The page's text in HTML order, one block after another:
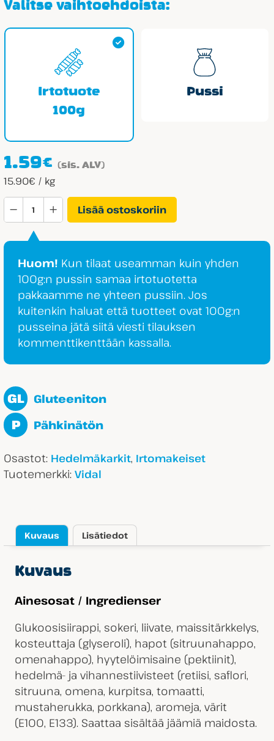
-
6.95€
Valitse vaihtoehdoista:
Irtotuote
100g
Pussi
1.59€ (sis. ALV)
15.90€ / kg
Vesimeloni
määrä
Lisää ostoskoriin
Huom! Kun tilaat useamman kuin yhden
100g:n pussin samaa irtotuotetta
pakkaamme ne yhteen pussiin. Jos
kuitenkin haluat että tuotteet ovat 100g:n
pusseina jätä siitä viesti tilauksen
kommenttikenttään kassalla.
GL Gluteeniton
P Pähkinätön
Osastot: Hedelmäkarkit, Irtomakeiset
Tuotemerkki: Vidal
Kuvaus Lisätiedot
Kuvaus
Ainesosat / Ingredienser
Glukoosisiirappi, sokeri, liivate, maissitärkkelys,
kosteuttaja (glyseroli), hapot (sitruunahappo,
omenahappo), hyytelöimisaine (pektiinit),
hedelmä- ja vihannestiivisteet (retiisi, saflori,
sitruuna, omena, kurpitsa, tomaatti,
mustaherukka, porkkana), aromeja, värit
(E100, E133). Saattaa sisältää jäämiä maidosta.